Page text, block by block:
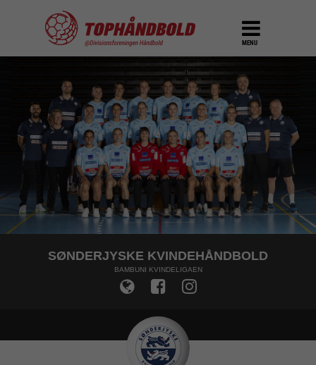
MENU
SØNDERJYSKE KVINDEHÅNDBOLD
BAMBUNI KVINDELIGAEN